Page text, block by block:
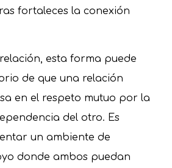
fortaleces la conexión
esta forma puede
de que una relación
en el respeto mutuo por la
del otro. Es
un ambiente de
donde ambos puedan